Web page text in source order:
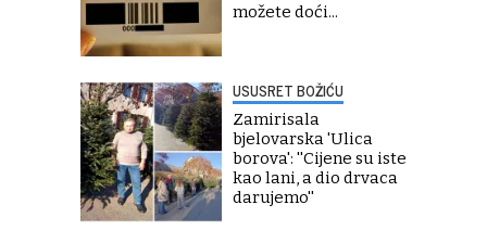
možete doći...
USUSRET BOŽIĆU
Zamirisala
bjelovarska 'Ulica
borova': ''Cijene su iste
kao lani, a dio drvaca
darujemo''